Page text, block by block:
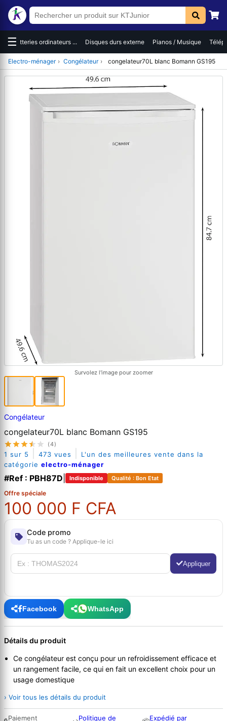
☰Batteries ordinateurs ... Disques durs externe Pianos / Musique
Electro-ménager › Congélateur › congelateur70L blanc Bomann GS195
Survolez l'image pour zoomer
Congélateur
congelateur70L blanc Bomann GS195
(4)
1 sur 5 473 vues
L'un des meilleures vente dans la
catégorie electro-ménager
#Ref : PBH87D Indisponible Qualité : Bon Etat
Offre spéciale
100 000 F CFA
Code promo
Tu as un code ? Applique-le ici
Appliquer
Facebook WhatsApp
Détails du produit
Ce congélateur est conçu pour un refroidissement efficace et
un rangement facile, ce qui en fait un excellent choix pour un
usage domestique
› Voir tous les détails du produit
Paiement
Politique de
Expédié par